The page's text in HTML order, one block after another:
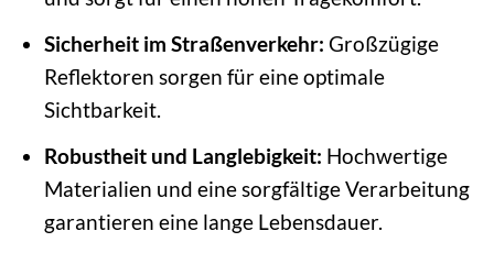
Sicherheit im Straßenverkehr: Großzügige
Reflektoren sorgen für eine optimale
Sichtbarkeit.
Robustheit und Langlebigkeit: Hochwertige
Materialien und eine sorgfältige Verarbeitung
garantieren eine lange Lebensdauer.